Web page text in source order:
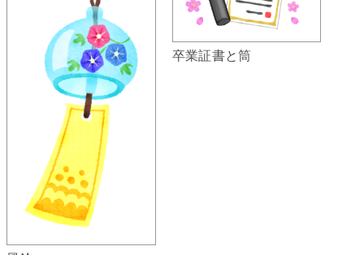
卒業証書と筒